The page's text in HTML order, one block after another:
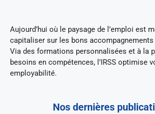
Aujourd’hui où le paysage de l’emploi est
capitaliser sur les bons
Via des formations personnalisées et à la
besoins en compétences, l’IRSS optimise
employabilité.
Nos dernières